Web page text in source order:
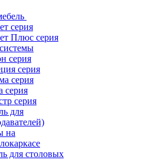
серия
Плюс серия
серия
серия
серия
серия
серия
для
на
для столовых